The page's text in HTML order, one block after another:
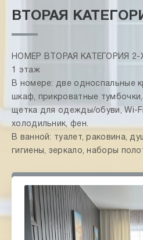
ВТОРАЯ
НОМЕР ВТОРАЯ КАТЕГОРИЯ
1 этаж
В номере: две односпальные
шкаф, прикроватные
щетка для одежды/обуви, Wi-
холодильник, фен.
В ванной: туалет, раковина,
гигиены, зеркало, наборы